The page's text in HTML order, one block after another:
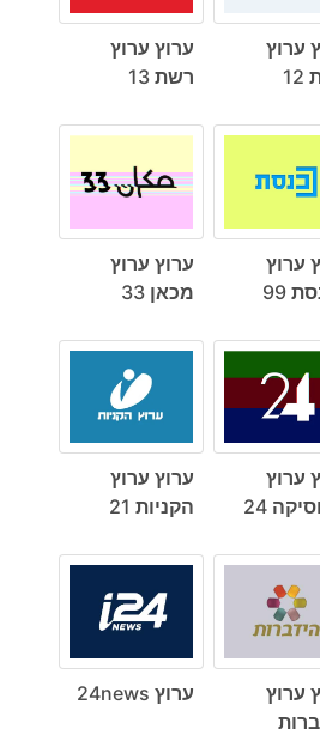
ערוץ
ערוץ ערוץ
רשת 13
ערוץ
99
ערוץ ערוץ
מכאן 33
ערוץ
24
ערוץ ערוץ
הקניות 21
ערוץ
ערוץ 24news